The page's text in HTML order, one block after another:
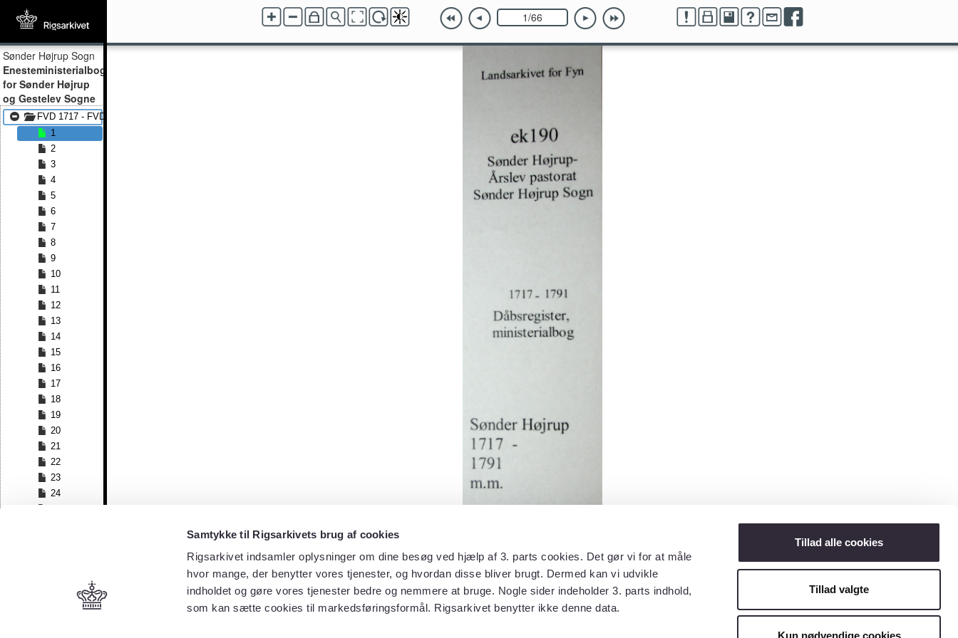
Samtykke til Rigsarkivets brug af cookies
Rigsarkivet indsamler oplysninger om dine besøg ved hjælp af 3. parts cookies. Det gør vi for at måle
hvor mange, der benytter vores tjenester, og hvordan disse bliver brugt. Dermed kan vi udvikle
indholdet og gøre vores tjenester bedre og nemmere at bruge. Nogle sider indeholder 3. parts indhold,
som kan sætte cookies til markedsføringsformål. Rigsarkivet benytter ikke denne data.
Tillad alle cookies
Tillad valgte
Kun nødvendige cookies
Sønder Højrup Sogn
Enesteministerialbog
for Sønder Højrup
og Gestelev Sogne
FVD 1717 - FVD 1769
1
2
3
4
5
6
7
8
9
10
11
12
13
14
15
16
17
18
19
20
21
22
23
24